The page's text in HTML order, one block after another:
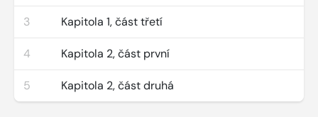
3 Kapitola 1, část třetí
4 Kapitola 2, část první
5 Kapitola 2, část druhá